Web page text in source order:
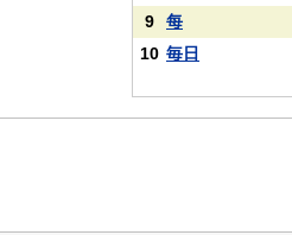
9
每
10 毎日